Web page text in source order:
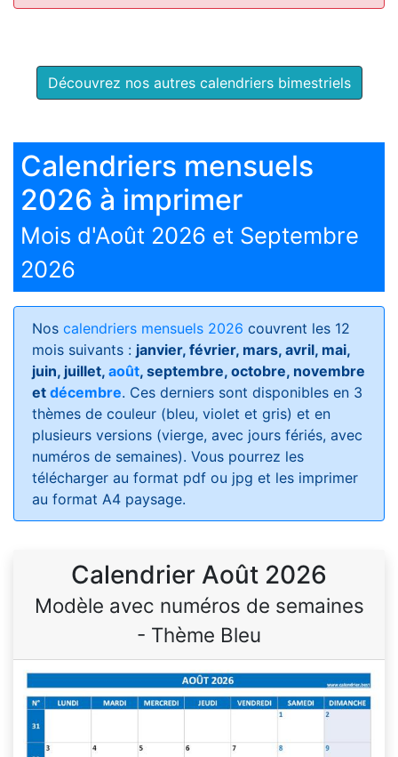
Découvrez nos autres calendriers bimestriels
Calendriers mensuels
2026 à imprimer
Mois d'Août 2026 et Septembre
2026
Nos calendriers mensuels 2026 couvrent les 12
mois suivants : janvier, février, mars, avril, mai,
juin, juillet, août, septembre, octobre, novembre
et décembre. Ces derniers sont disponibles en 3
thèmes de couleur (bleu, violet et gris) et en
plusieurs versions (vierge, avec jours fériés, avec
numéros de semaines). Vous pourrez les
télécharger au format pdf ou jpg et les imprimer
au format A4 paysage.
Calendrier Août 2026
Modèle avec numéros de semaines
- Thème Bleu